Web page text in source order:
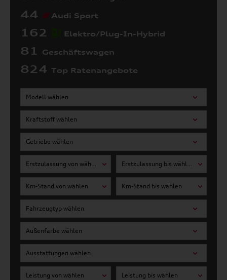
44 Audi Sport
162 Elektro/Plug-In-Hybrid
81 Geschäftswagen
824 Top Ratenangebote
Modell wählen
Kraftstoff wählen
Getriebe wählen
Erstzulassung von wählen Erstzulassung bis wählen
Km-Stand von wählen Km-Stand bis wählen
Fahrzeugtyp wählen
Außenfarbe wählen
Ausstattungen wählen
Leistung von wählen Leistung bis wählen